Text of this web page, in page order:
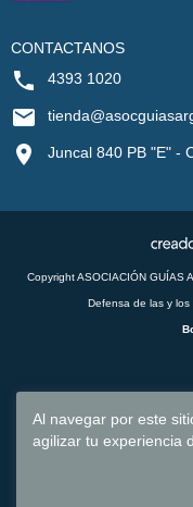
Al navegar por este
agilizar tu experiencia
CONTACTANOS
4393 1020
Juncal 840 PB "E" -
Copyright ASOCIACIÓN GUÍAS
Defensa de las y los